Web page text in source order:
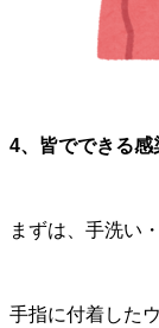
4、皆でできる感
まずは、手洗い
手指に付着した